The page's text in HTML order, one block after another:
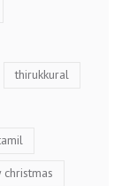
thirukkural